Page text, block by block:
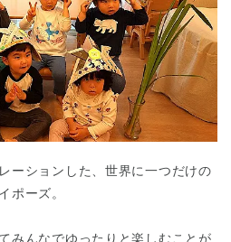
ーションした、世界に一つだけの
ポーズ。
みんなでゆったりと楽しむことが